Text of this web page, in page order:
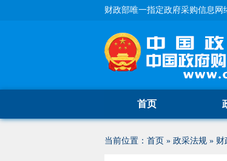
财政部唯一指定政府采购信息
首页
当前位置： 首页 » 政采法规 » 财